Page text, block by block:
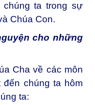
ta trong sự
Chúa Con.
cho những
Cha về các môn
chúng ta hôm
ta: